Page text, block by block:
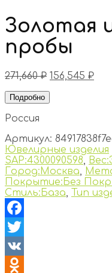
Золотая
пробы
271,660₽ 156,545 ₽
Подробно
Россия
Артикул:
Ювелирные изделия
SAP:4300090598,
Город:Москва,
Покрытие:Без
Стиль:База, Тип
Facebook
Twitter
VK